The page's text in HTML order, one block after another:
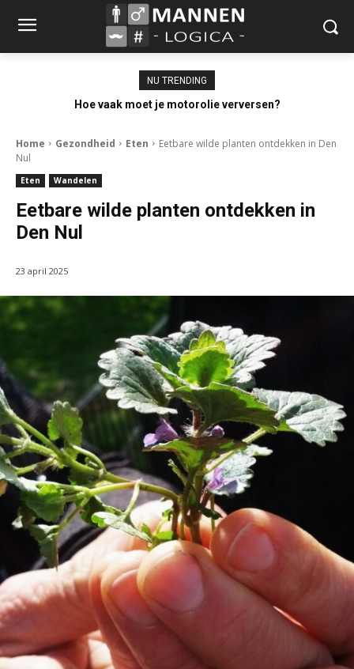
NU TRENDING
Hoe vaak moet je motorolie verversen?
Home Gezondheid Eten
Eetbare wilde planten ontdekken in Den
Nul
Eten Wandelen
Eetbare wilde planten ontdekken in
Den Nul
23 april 2025